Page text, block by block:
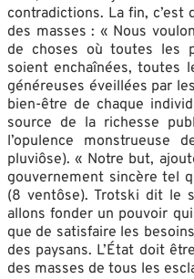
contradictions. La fin, c’est
des masses : « Nous
de choses où toutes les
soient enchaînées, toutes
généreuses éveillées par
bien-être de chaque
source de la richesse
l’opulence monstrueuse
pluviôse). « Notre but,
gouvernement sincère tel
(8 ventôse). Trotski dit le
allons fonder un pouvoir
que de satisfaire les
des paysans. L’État doit
des masses de tous les